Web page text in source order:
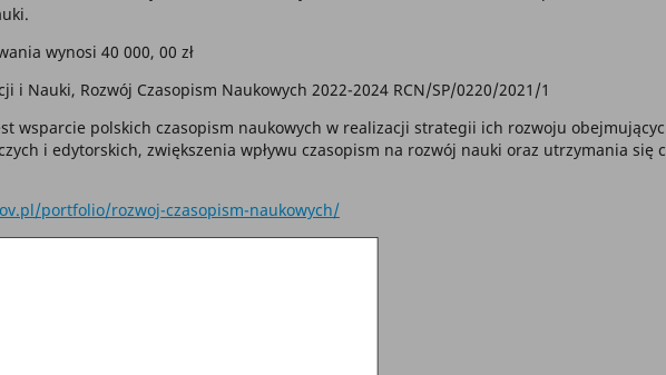
wynosi 40 000, 00 zł
i Nauki, Rozwój Czasopism Naukowych 2022-2024 RCN/SP/0220/2021/1
wsparcie polskich czasopism naukowych w realizacji strategii ich rozwoju
i edytorskich, zwiększenia wpływu czasopism na rozwój nauki oraz utrzymania się
portfolio/rozwoj-czasopism-naukowych/